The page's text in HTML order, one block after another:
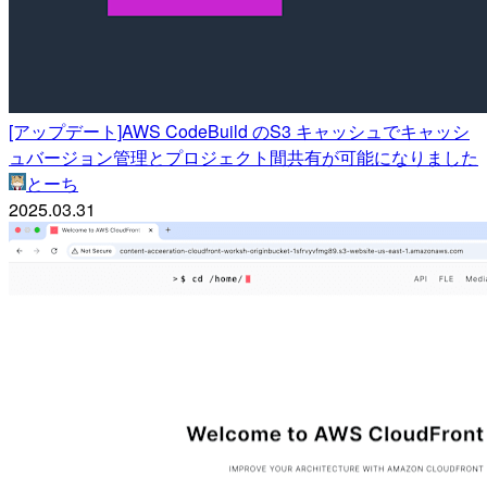
[アップデート]AWS CodeBuild のS3 キャッシュでキャッシ
ュバージョン管理とプロジェクト間共有が可能になりました
とーち
2025.03.31